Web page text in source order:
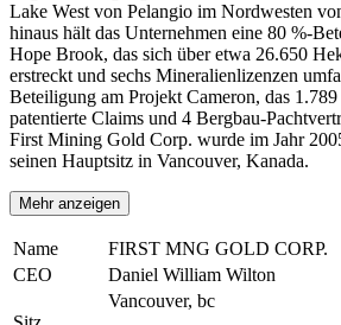
Lake West von Pelangio im Nordwesten
hinaus hält das Unternehmen eine 80 %-
Hope Brook, das sich über etwa 26.650
erstreckt und sechs Mineralienlizenzen
Beteiligung am Projekt Cameron, das
patentierte Claims und 4 Bergbau-
First Mining Gold Corp. wurde im Jahr
seinen Hauptsitz in Vancouver, Kanada.
Mehr anzeigen
Name
FIRST MNG GOLD CORP.
CEO
Daniel William Wilton
Vancouver, bc